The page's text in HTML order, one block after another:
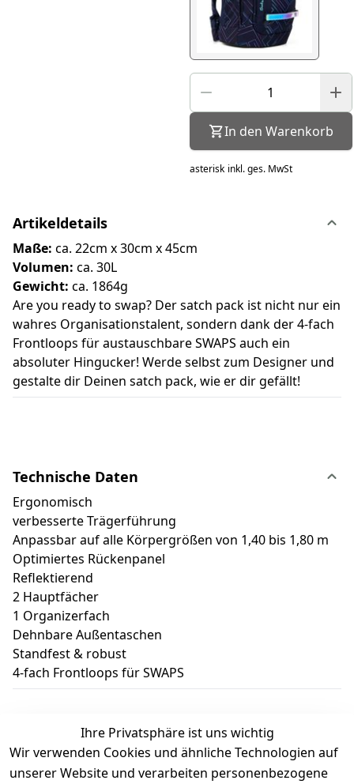
In den Warenkorb
asterisk inkl. ges. MwSt
Artikeldetails
Maße: ca. 22cm x 30cm x 45cm
Volumen: ca. 30L
Gewicht: ca. 1864g
Are you ready to swap? Der satch pack ist nicht nur ein
wahres Organisationstalent, sondern dank der 4-fach
Frontloops für austauschbare SWAPS auch ein
absoluter Hingucker! Werde selbst zum Designer und
gestalte dir Deinen satch pack, wie er dir gefällt!
Technische Daten
Ergonomisch
verbesserte Trägerführung
Anpassbar auf alle Körpergrößen von 1,40 bis 1,80 m
Optimiertes Rückenpanel
Reflektierend
2 Hauptfächer
1 Organizerfach
Dehnbare Außentaschen
Standfest & robust
4-fach Frontloops für SWAPS
Kundenbewertungen
Ihre Privatsphäre ist uns wichtig
Wir verwenden Cookies und ähnliche Technologien auf
unserer Website und verarbeiten personenbezogene